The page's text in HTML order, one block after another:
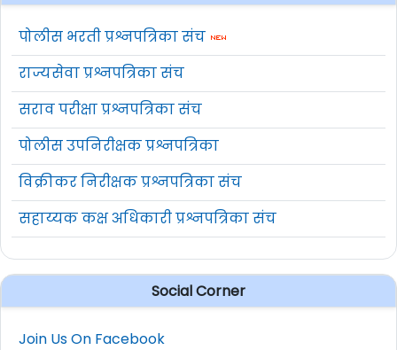
पोलीस भरती प्रश्नपत्रिका संच
राज्यसेवा प्रश्नपत्रिका संच
सराव परीक्षा प्रश्नपत्रिका संच
पोलीस उपनिरीक्षक प्रश्नपत्रिका
विक्रीकर निरीक्षक प्रश्नपत्रिका संच
सहाय्यक कक्ष अधिकारी प्रश्नपत्रिका संच
Social Corner
Join Us On Facebook